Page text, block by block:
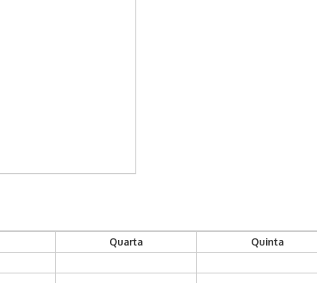
Quarta Quinta